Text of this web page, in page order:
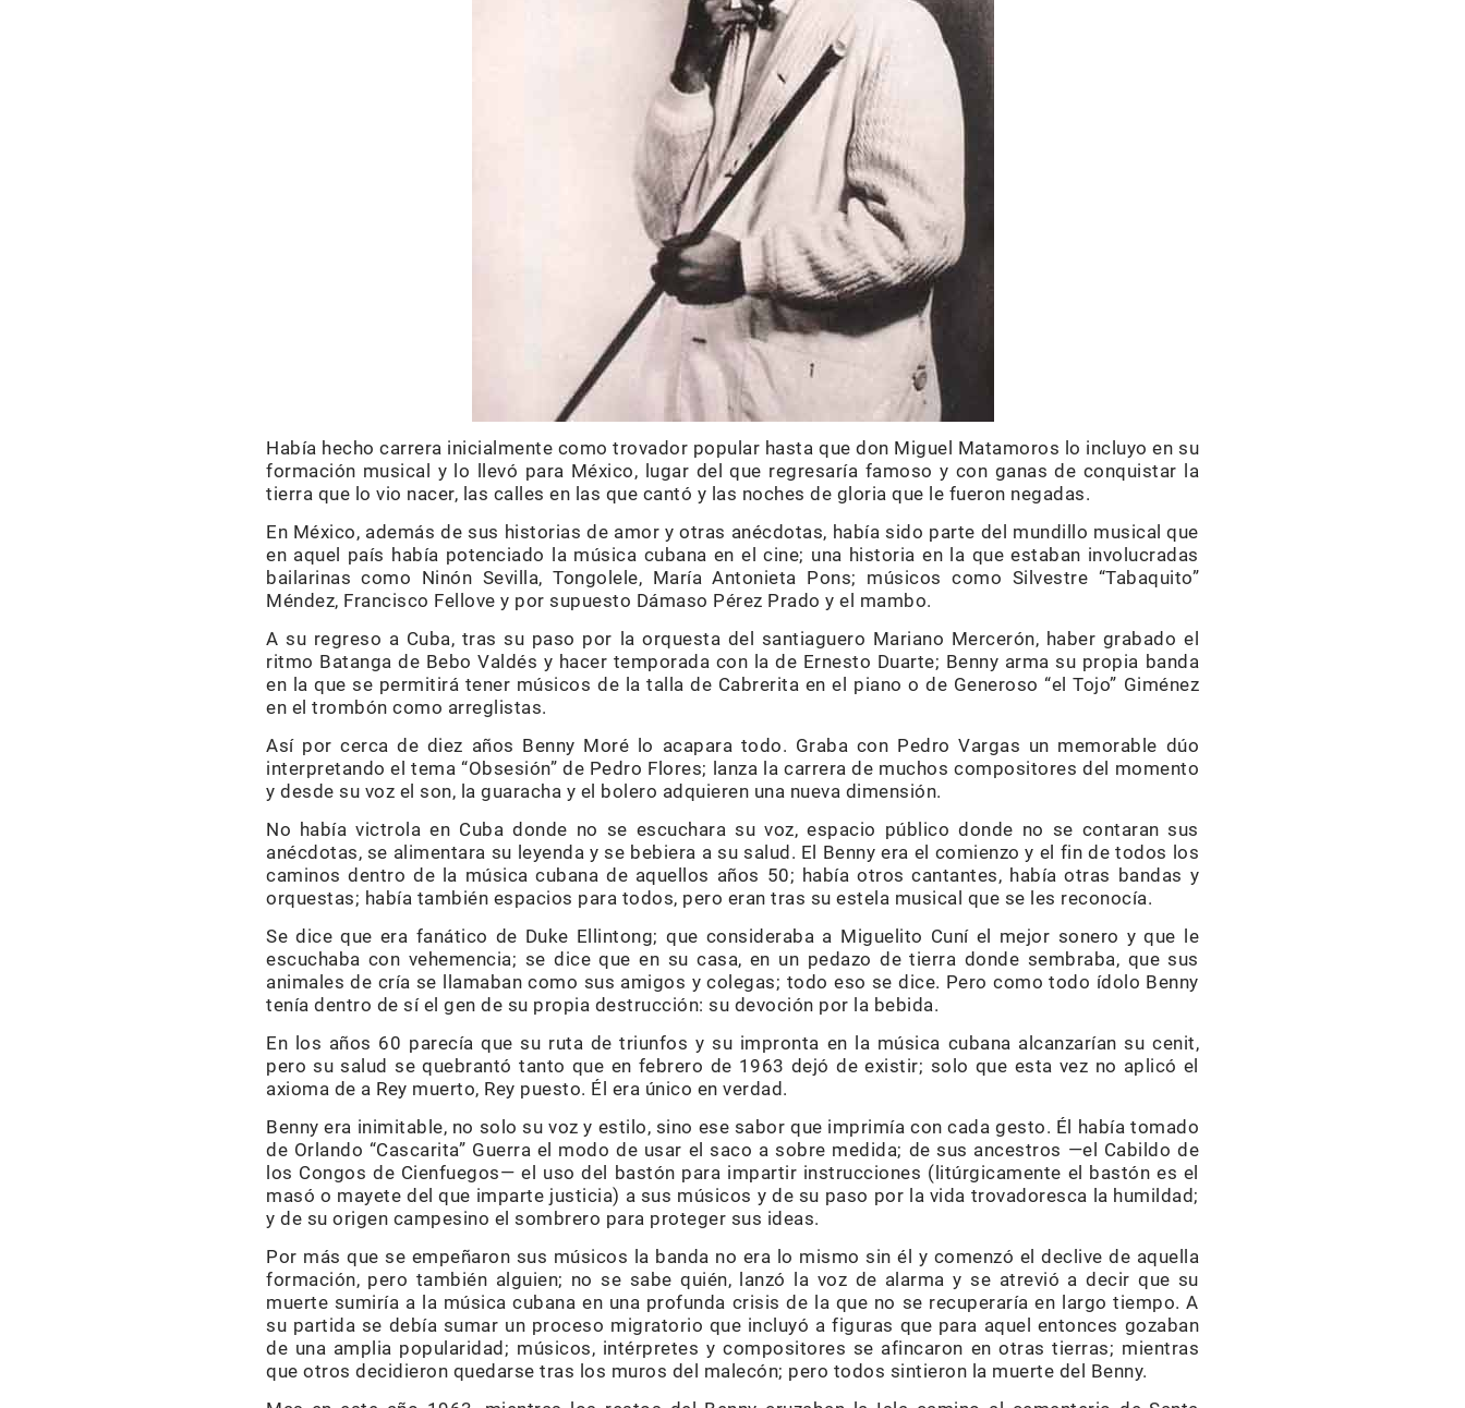
Había hecho carrera inicialmente como trovador popular hasta que don Miguel Matamoros lo incluyo en su
formación musical y lo llevó para México, lugar del que regresaría famoso y con ganas de conquistar la
tierra que lo vio nacer, las calles en las que cantó y las noches de gloria que le fueron negadas.
En México, además de sus historias de amor y otras anécdotas, había sido parte del mundillo musical que
en aquel país había potenciado la música cubana en el cine; una historia en la que estaban involucradas
bailarinas como Ninón Sevilla, Tongolele, María Antonieta Pons; músicos como Silvestre “Tabaquito”
Méndez, Francisco Fellove y por supuesto Dámaso Pérez Prado y el mambo.
A su regreso a Cuba, tras su paso por la orquesta del santiaguero Mariano Mercerón, haber grabado el
ritmo Batanga de Bebo Valdés y hacer temporada con la de Ernesto Duarte; Benny arma su propia banda
en la que se permitirá tener músicos de la talla de Cabrerita en el piano o de Generoso “el Tojo” Giménez
en el trombón como arreglistas.
Así por cerca de diez años Benny Moré lo acapara todo. Graba con Pedro Vargas un memorable dúo
interpretando el tema “Obsesión” de Pedro Flores; lanza la carrera de muchos compositores del momento
y desde su voz el son, la guaracha y el bolero adquieren una nueva dimensión.
No había victrola en Cuba donde no se escuchara su voz, espacio público donde no se contaran sus
anécdotas, se alimentara su leyenda y se bebiera a su salud. El Benny era el comienzo y el fin de todos los
caminos dentro de la música cubana de aquellos años 50; había otros cantantes, había otras bandas y
orquestas; había también espacios para todos, pero eran tras su estela musical que se les reconocía.
Se dice que era fanático de Duke Ellintong; que consideraba a Miguelito Cuní el mejor sonero y que le
escuchaba con vehemencia; se dice que en su casa, en un pedazo de tierra donde sembraba, que sus
animales de cría se llamaban como sus amigos y colegas; todo eso se dice. Pero como todo ídolo Benny
tenía dentro de sí el gen de su propia destrucción: su devoción por la bebida.
En los años 60 parecía que su ruta de triunfos y su impronta en la música cubana alcanzarían su cenit,
pero su salud se quebrantó tanto que en febrero de 1963 dejó de existir; solo que esta vez no aplicó el
axioma de a Rey muerto, Rey puesto. Él era único en verdad.
Benny era inimitable, no solo su voz y estilo, sino ese sabor que imprimía con cada gesto. Él había tomado
de Orlando “Cascarita” Guerra el modo de usar el saco a sobre medida; de sus ancestros —el Cabildo de
los Congos de Cienfuegos— el uso del bastón para impartir instrucciones (litúrgicamente el bastón es el
masó o mayete del que imparte justicia) a sus músicos y de su paso por la vida trovadoresca la humildad;
y de su origen campesino el sombrero para proteger sus ideas.
Por más que se empeñaron sus músicos la banda no era lo mismo sin él y comenzó el declive de aquella
formación, pero también alguien; no se sabe quién, lanzó la voz de alarma y se atrevió a decir que su
muerte sumiría a la música cubana en una profunda crisis de la que no se recuperaría en largo tiempo. A
su partida se debía sumar un proceso migratorio que incluyó a figuras que para aquel entonces gozaban
de una amplia popularidad; músicos, intérpretes y compositores se afincaron en otras tierras; mientras
que otros decidieron quedarse tras los muros del malecón; pero todos sintieron la muerte del Benny.